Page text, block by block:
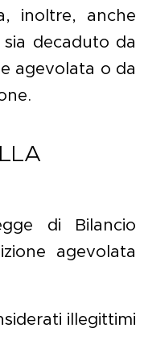
inoltre, anche
decaduto da
agevolata o da
di Bilancio
agevolata
illegittimi